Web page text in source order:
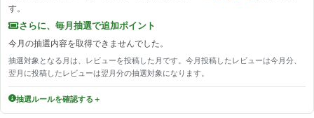
す。
さらに、毎月抽選で追加ポイント
今月の抽選内容を取得できませんでした。
抽選対象となる月は、レビューを投稿した月です。今月投稿したレビューは今月分、
翌月に投稿したレビューは翌月分の抽選対象になります。
抽選ルールを確認する